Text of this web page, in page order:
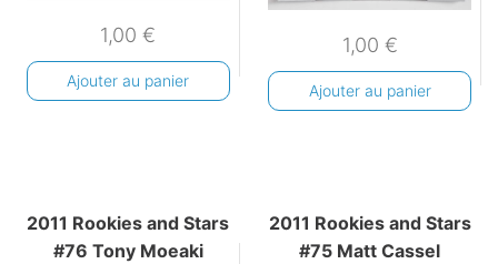
1,00€
Ajouter au panier
1,00 €
Ajouter au panier
2011 Rookies and Stars
#76 Tony Moeaki
2011 Rookies and Stars
#75 Matt Cassel